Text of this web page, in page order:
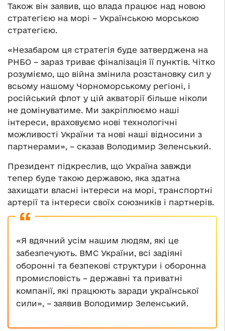
Також він заявив, що влада працює над новою
стратегією на морі – Українською морською
стратегією.
«Незабаром ця стратегія буде затверджена на
РНБО – зараз триває фіналізація її пунктів. Чітко
розуміємо, що війна змінила розстановку сил у
всьому нашому Чорноморському регіоні, і
російський флот у цій акваторії більше ніколи
не домінуватиме. Ми закріплюємо наші
інтереси, враховуємо нові технологічні
можливості України та нові наші відносини з
партнерами», – сказав Володимир Зеленський.
Президент підкреслив, що Україна завжди
тепер буде такою державою, яка здатна
захищати власні інтереси на морі, транспортні
артерії та інтереси своїх союзників і партнерів.
«Я вдячний усім нашим людям, які це
забезпечують. ВМС України, всі задіяні
оборонні та безпекові структури і оборонна
промисловість – державні та приватні
компанії, які працюють заради української
сили», – заявив Володимир Зеленський.